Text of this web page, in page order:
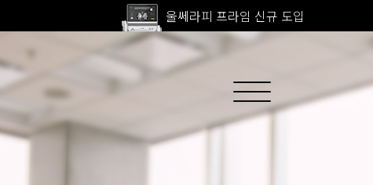
고압산소치료 신규 도입
전 지점 피부과 전문의 진료
울쎄라피 프라임 신규 도입